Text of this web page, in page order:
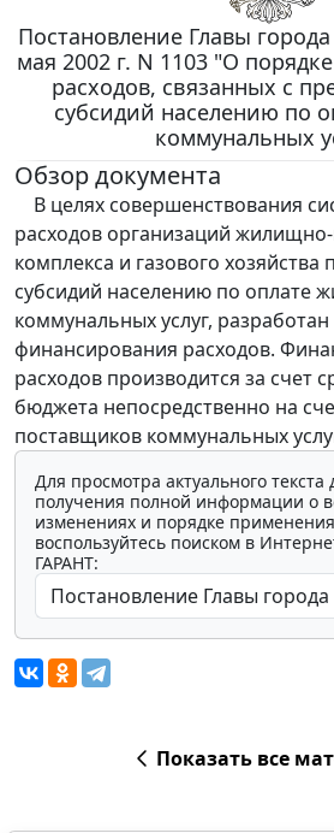
Постановление Главы
мая 2002 г. N 1103 "О
расходов, связанных с
субсидий населению по
коммунальных
Обзор документа
В целях совершенствования
расходов организаций
комплекса и газового
субсидий населению по оплате
коммунальных услуг,
финансирования расходов.
расходов производится за счет
бюджета непосредственно на
поставщиков коммунальных
Для просмотра актуального текста
получения полной информации о
изменениях и порядке
воспользуйтесь поиском в
ГАРАНТ:
Показать все